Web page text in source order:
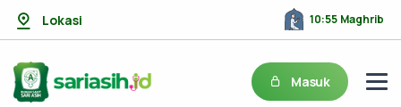
Lokasi 10:55 Maghrib
Masuk